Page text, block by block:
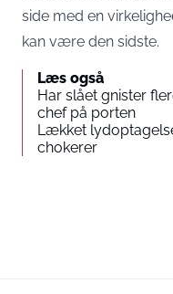
side med en
kan være den sidste.
Læs også
Har slået gnister
chef på porten
Lækket
chokerer